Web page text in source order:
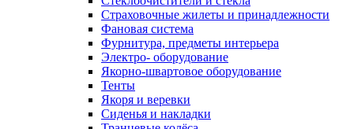
Страховочные жилеты и принадлежности
Фановая система
Фурнитура, предметы интерьера
Электро- оборудование
Якорно-швартовое оборудование
Тенты
Якоря и веревки
Сиденья и накладки